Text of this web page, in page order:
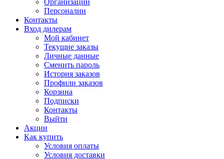
Организации
Персоналии
Контакты
Вход дилерам
Мой кабинет
Текущие заказы
Личные данные
Сменить пароль
История заказов
Профили заказов
Корзина
Подписки
Контакты
Выйти
Акции
Как купить
Условия оплаты
Условия доставки